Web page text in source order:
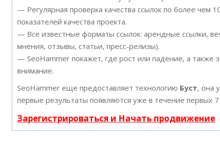
— Регулярная проверка качества ссылок по более чем
показателей качества проекта.
— Все известные форматы ссылок: арендные ссылки,
мнения, отзывы, статьи, пресс-релизы).
— SeoHammer покажет, где рост или падение, а также
внимание.
SeoHammer еще предоставляет технологию Буст, она
первые результаты появляются уже в течение первых
Зарегистрироваться и Начать продвижение